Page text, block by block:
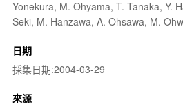
Yonekura, M. Ohyama, T. Tanaka, Y.
Seki, M. Hanzawa, A. Ohsawa, M.
日期
採集日期:2004-03-29
來源